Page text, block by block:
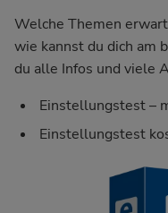
Welche Themen
wie kannst du dich am
du alle Infos und viele
Einstellungstest –
Einstellungstest